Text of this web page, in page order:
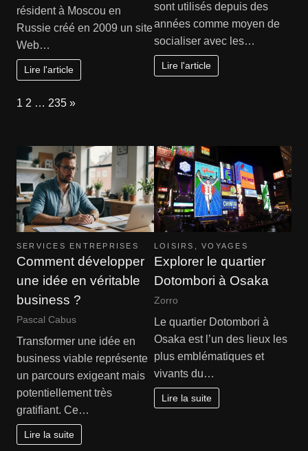
résident à Moscou en
Russie créé en 2009 un site
Web…
Lire l'article
sont utilisés depuis des
années comme moyen de
socialiser avec les…
Lire l'article
Page:
1 2 … 235 Next
»
SERVICES ENTREPRISES
Comment développer
une idée en véritable
business ?
Pascal Cabus
Transformer une idée en
business viable représente
un parcours exigeant mais
potentiellement très
gratifiant. Ce…
Lire la suite
LOISIRS ,VOYAGES
Explorer le quartier
Dotombori à Osaka
Zorro
Le quartier Dotombori à
Osaka est l’un des lieux les
plus emblématiques et
vivants du…
Lire la suite